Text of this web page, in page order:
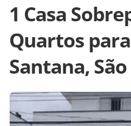
1 Casa
Quartos
Santana,